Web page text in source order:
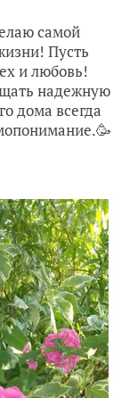
самой
Пусть
и любовь!
надежную
дома всегда